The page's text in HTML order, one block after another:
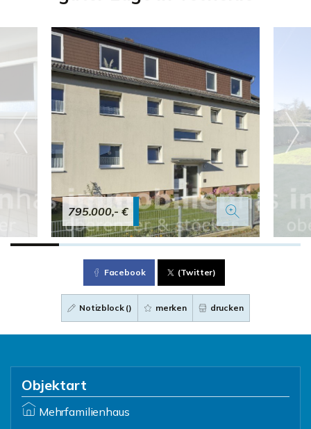
795.000,- €
Facebook (Twitter)
Notizblock () merken drucken
Objektart
Mehrfamilienhaus